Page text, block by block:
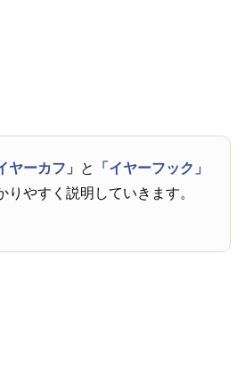
ヤーカフ」 と
「イヤーフック」
りやすく説明していきます。